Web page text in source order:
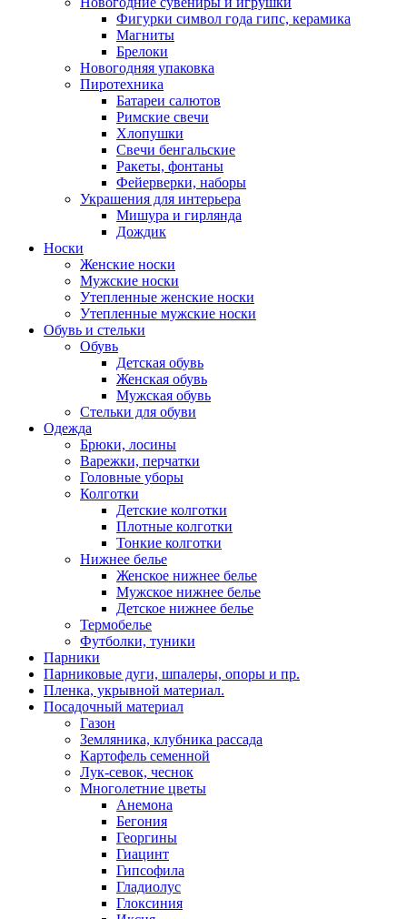
Фигурки символ года гипс, керамика
Магниты
Брелоки
Новогодняя упаковка
Пиротехника
Батареи салютов
Римские свечи
Хлопушки
Свечи бенгальские
Ракеты, фонтаны
Фейерверки, наборы
Украшения для интерьера
Мишура и гирлянда
Дождик
Носки
Женские носки
Мужские носки
Утепленные женские носки
Утепленные мужские носки
Обувь и стельки
Обувь
Детская обувь
Женская обувь
Мужская обувь
Стельки для обуви
Одежда
Брюки, лосины
Варежки, перчатки
Головные уборы
Колготки
Детские колготки
Плотные колготки
Тонкие колготки
Нижнее белье
Женское нижнее белье
Мужское нижнее белье
Детское нижнее белье
Термобелье
Футболки, туники
Парники
Парниковые дуги, шпалеры, опоры и пр.
Пленка, укрывной материал.
Посадочный материал
Газон
Земляника, клубника рассада
Картофель семенной
Лук-севок, чеснок
Многолетние цветы
Анемона
Бегония
Георгины
Гиацинт
Гипсофила
Гладиолус
Глоксиния